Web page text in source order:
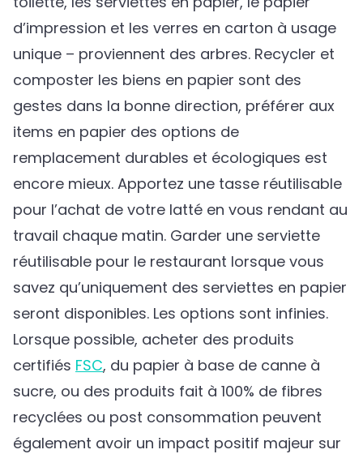
d’impression et les verres en carton à usage
unique – proviennent des arbres. Recycler et
composter les biens en papier sont des
gestes dans la bonne direction, préférer aux
items en papier des options de
remplacement durables et écologiques est
encore mieux. Apportez une tasse réutilisable
pour l’achat de votre latté en vous rendant au
travail chaque matin. Garder une serviette
réutilisable pour le restaurant lorsque vous
savez qu’uniquement des serviettes en papier
seront disponibles. Les options sont infinies.
Lorsque possible, acheter des produits
certifiés FSC, du papier à base de canne à
sucre, ou des produits fait à 100% de fibres
recyclées ou post consommation peuvent
également avoir un impact positif majeur sur